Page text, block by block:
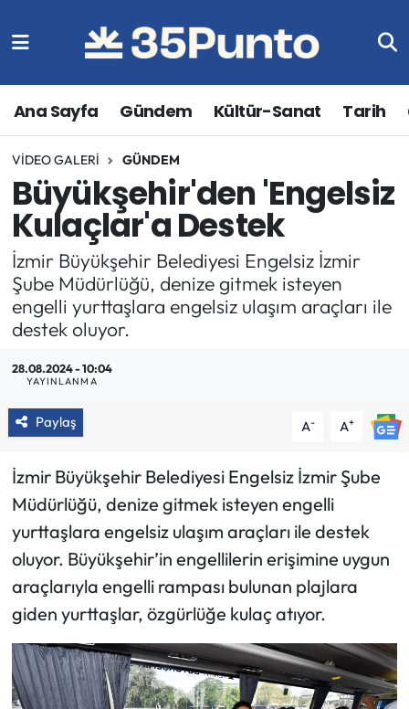
Ana Sayfa Gündem Kültür-Sanat Tarih
VIDEO GALERI GÜNDEM
Büyükşehir'den 'Engelsiz
Kulaçlar'a Destek
İzmir Büyükşehir Belediyesi Engelsiz İzmir
Şube Müdürlüğü, denize gitmek isteyen
engelli yurttaşlara engelsiz ulaşım araçları ile
destek oluyor.
28.08.2024 - 10:04
YAYINLANMA
Paylaş A- A+
İzmir Büyükşehir Belediyesi Engelsiz İzmir Şube
Müdürlüğü, denize gitmek isteyen engelli
yurttaşlara engelsiz ulaşım araçları ile destek
oluyor. Büyükşehir’in engellilerin erişimine uygun
araçlarıyla engelli rampası bulunan plajlara
giden yurttaşlar, özgürlüğe kulaç atıyor.